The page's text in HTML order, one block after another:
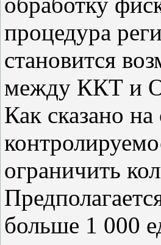
процедура
становится
между ККТ и
Как сказано
ограничить
больше 1 000